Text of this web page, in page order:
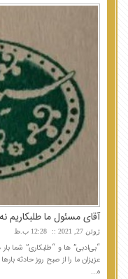
آقای مسئول ما طلبکاریم
ژوئن 27, 2021 12:28 ب.ظ
“بی‌ادبی‌” ها و “طلبکاری” شما
عزیزان ما را از صبح روز حادثه
ه...